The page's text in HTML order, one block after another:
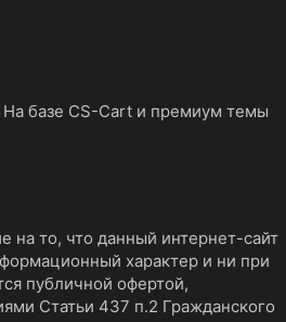
базе CS-Cart и премиум темы
на то, что данный интернет-сайт
характер и ни при
публичной офертой,
Статьи 437 п.2 Гражданского